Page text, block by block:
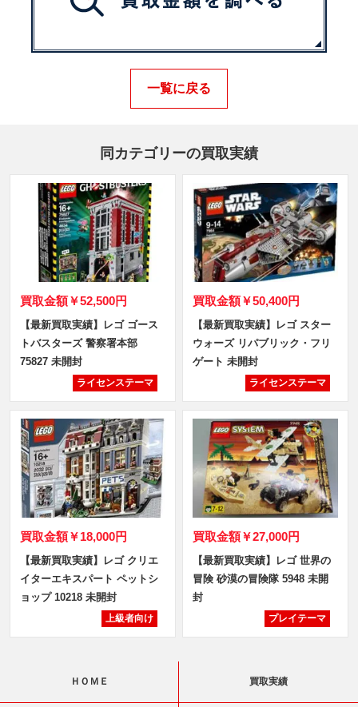
一覧に戻る
同カテゴリーの買取実績
買取金額￥52,500円
【最新買取実績】レゴ ゴース
トバスターズ 警察署本部
75827 未開封
ライセンステーマ
買取金額￥50,400円
【最新買取実績】レゴ スター
ウォーズ リパブリック・フリ
ゲート 未開封
ライセンステーマ
買取金額￥18,000円
【最新買取実績】レゴ クリエ
イターエキスパート ペットシ
ョップ 10218 未開封
上級者向け
買取金額￥27,000円
【最新買取実績】レゴ 世界の
冒険 砂漠の冒険隊 5948 未開
封
プレイテーマ
ＨＯＭＥ 買取実績